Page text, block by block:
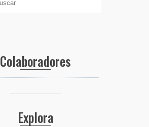
Colaboradores
Explora